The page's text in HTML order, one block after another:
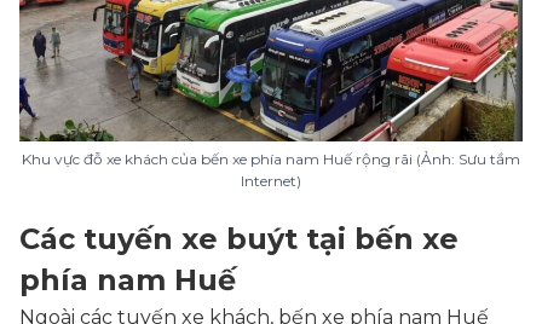
Khu vực đỗ xe khách của bến xe phía nam Huế rộng rãi (Ảnh: Sưu tầm
Internet)
Các tuyến xe buýt tại bến xe
phía nam Huế
Ngoài các tuyến xe khách, bến xe phía nam Huế